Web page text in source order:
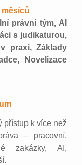
právní tým, AI
s judikaturou,
praxi, Základy
Novelizace
přístup k více než
– pracovní,
zakázky, AI,